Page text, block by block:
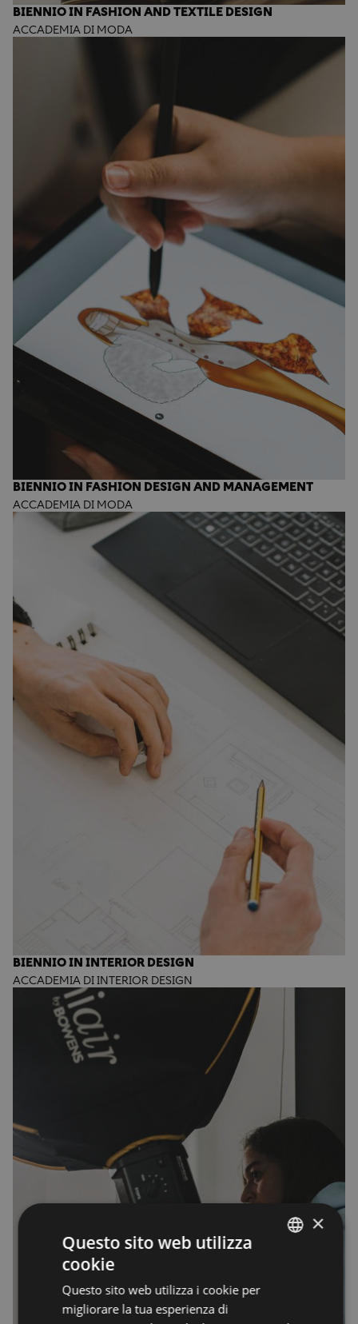
BIENNIO IN FASHION AND TEXTILE DESIGN
ACCADEMIA DI MODA
BIENNIO IN FASHION DESIGN AND MANAGEMENT
ACCADEMIA DI MODA
BIENNIO IN INTERIOR DESIGN
ACCADEMIA DI INTERIOR DESIGN
×
Questo sito web utilizza
cookie
Questo sito web utilizza i cookie per
migliorare la tua esperienza di